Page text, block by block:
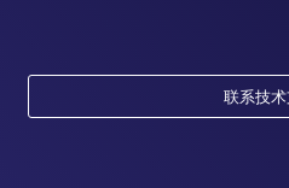
联系技